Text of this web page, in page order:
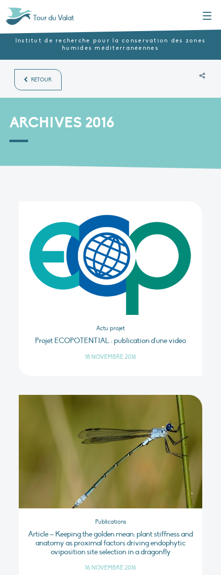
Tour du Valat
Institut de recherche pour la conservation des zones
humides méditerranéennes
RETOUR
ARCHIVES 2016
Actu projet
Projet ECOPOTENTIAL : publication d'une vidéo
18 NOVEMBRE 2016
Publications
Article – Keeping the golden mean: plant stiffness and
anatomy as proximal factors driving endophytic
oviposition site selection in a dragonfly
16 NOVEMBRE 2016